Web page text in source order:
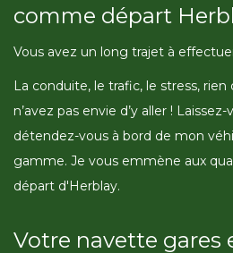
comme départ
Vous avez un long trajet à
La conduite, le trafic, le stress, rien
n’avez pas envie d’y aller !
détendez-vous à bord de mon
gamme. Je vous emmène aux
départ d'Herblay.
Votre navette gares